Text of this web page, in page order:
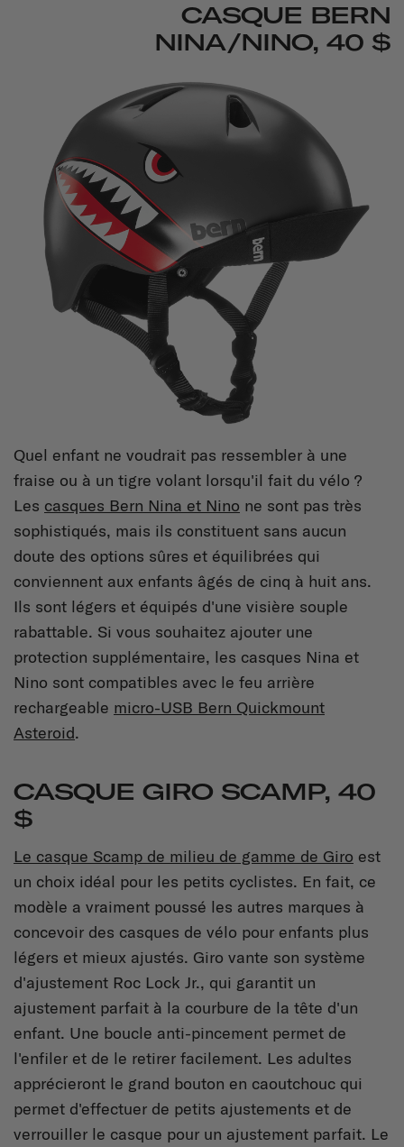
CASQUE BERN
NINA/NINO, 40 $
Quel enfant ne voudrait pas ressembler à une
fraise ou à un tigre volant lorsqu'il fait du vélo ?
Les casques Bern Nina et Nino ne sont pas très
sophistiqués, mais ils constituent sans aucun
doute des options sûres et équilibrées qui
conviennent aux enfants âgés de cinq à huit ans.
Ils sont légers et équipés d'une visière souple
rabattable. Si vous souhaitez ajouter une
protection supplémentaire, les casques Nina et
Nino sont compatibles avec le feu arrière
rechargeable micro-USB Bern Quickmount
Asteroid.
CASQUE GIRO SCAMP, 40
$
Le casque Scamp de milieu de gamme de Giro est
un choix idéal pour les petits cyclistes. En fait, ce
modèle a vraiment poussé les autres marques à
concevoir des casques de vélo pour enfants plus
légers et mieux ajustés. Giro vante son système
d'ajustement Roc Lock Jr., qui garantit un
ajustement parfait à la courbure de la tête d'un
enfant. Une boucle anti-pincement permet de
l'enfiler et de le retirer facilement. Les adultes
apprécieront le grand bouton en caoutchouc qui
permet d'effectuer de petits ajustements et de
verrouiller le casque pour un ajustement parfait. Le